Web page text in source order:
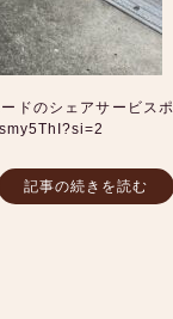
ドのシェアサービスポ
記事の続きを読む